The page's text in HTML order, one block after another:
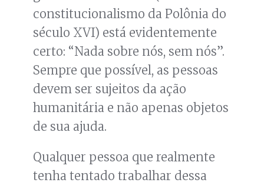
constitucionalismo da Polônia do
século XVI) está evidentemente
certo: “Nada sobre nós, sem nós”.
Sempre que possível, as pessoas
devem ser sujeitos da ação
humanitária e não apenas objetos
de sua ajuda.
Qualquer pessoa que realmente
tenha tentado trabalhar dessa